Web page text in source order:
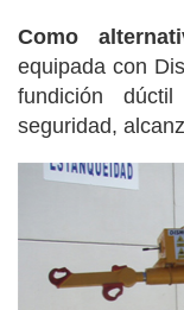
Como
equipada con
fundición
seguridad,